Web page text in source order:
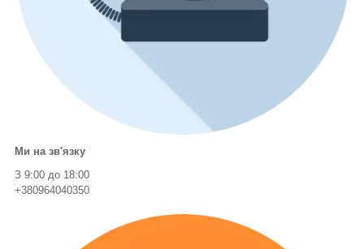
Ми на зв'язку
З 9:00 до 18:00
+380964040350